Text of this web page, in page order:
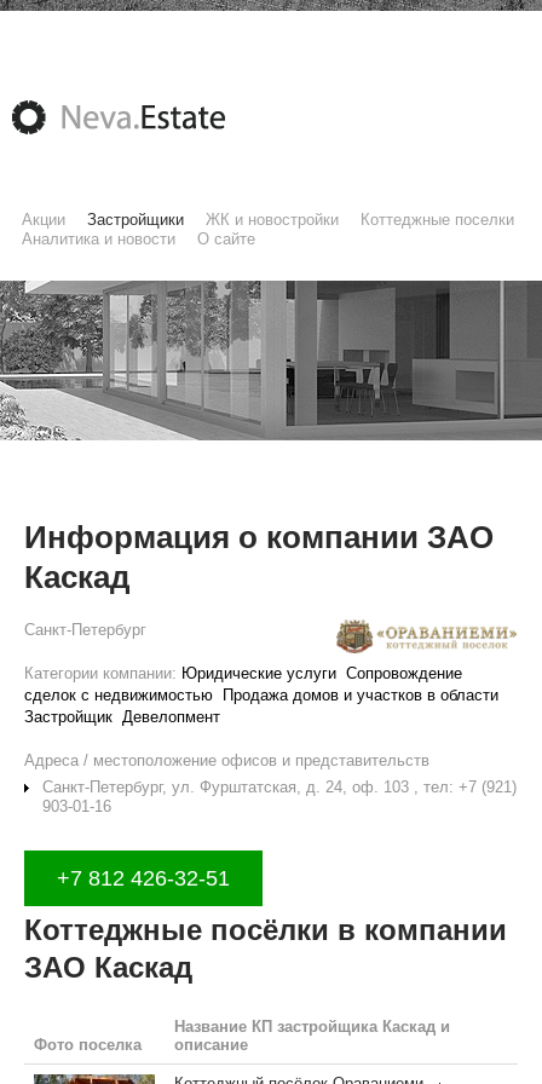
Акции Застройщики ЖК и новостройки
Коттеджные поселки
Аналитика и новости
О сайте
Информация о компании ЗАО
Каскад
Санкт-Петербург
Категории компании: Юридические услуги Сопровождение
сделок с недвижимостью
Продажа домов и участков в области
Застройщик Девелопмент
Адреса / местоположение офисов и представительств
Санкт-Петербург, ул. Фурштатская, д. 24, оф. 103 , тел: +7 (921)
903-01-16
+7 812 426-32-51
Коттеджные посёлки в компании
ЗАО Каскад
Фото поселка
Название КП застройщика Каскад и
описание